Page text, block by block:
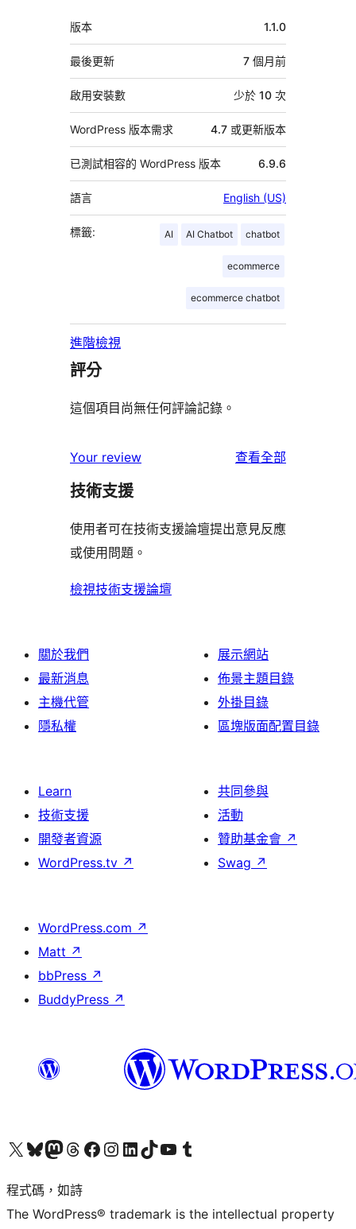
中
繼
資
料
版本 1.1.0
最後更新 7 個月前
啟用安裝數 少於 10 次
WordPress 版本需求 4.7 或更新版本
已測試相容的 WordPress 版本 6.9.6
語言 English (US)
標籤: AI AI Chatbot chatbot
ecommerce
ecommerce chatbot
進階檢視
評分
這個項目尚無任何評論記錄。
Your review 查看全部
評
技術支援
使用者可在技術支援論壇提出意見反應
或使用問題。
檢視技術支援論壇
關於我們
最新消息
主機代管
隱私權
展示網站
佈景主題目錄
外掛目錄
區塊版面配置目錄
Learn
技術支援
開發者資源
WordPress.tv ↗
共同參與
活動
贊助基金會 ↗
Swag ↗
WordPress.com ↗
Matt ↗
bbPress ↗
BuddyPress ↗
查看我們的 X (之前的 Twitter) 帳號造訪我們的 Bluesky 帳號造訪我們的 Mastodon 帳號造訪我們的 Threads 帳號 造訪我們的 Facebook 粉絲專頁Visit our Instagram account
Visit our LinkedIn account
造訪我們的 TikTok 帳號Visit our YouTube channel
造訪我們的 Tumblr 帳號
程式碼，如詩
The WordPress® trademark is the intellectual property